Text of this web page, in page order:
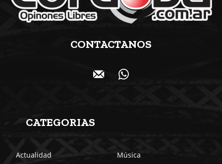
CONTACTANOS
CATEGORIAS
Actualidad
Música